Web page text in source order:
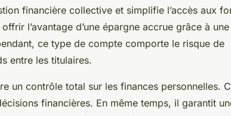
financière collective et simplifie l’accès aux
l’avantage d’une épargne accrue grâce à une
ce type de compte comporte le risque de
entre les titulaires.
un contrôle total sur les finances personnelles.
financières. En même temps, il garantit